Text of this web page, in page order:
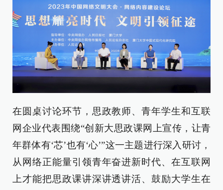
在圆桌讨论环节，思政教师、青年学生和互联
网企业代表围绕“创新大思政课网上宣传，让青
年群体有‘芯’也有‘心’”这一主题进行深入研讨，
从网络正能量引领青年奋进新时代、在互联网
上才能把思政课讲深讲透讲活、鼓励大学生在